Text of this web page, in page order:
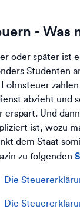
- Was
oder später ist
Studenten
abzieht und
erspart. Und
ist, wozu
dem Staat
zu folgenden
Die
Die